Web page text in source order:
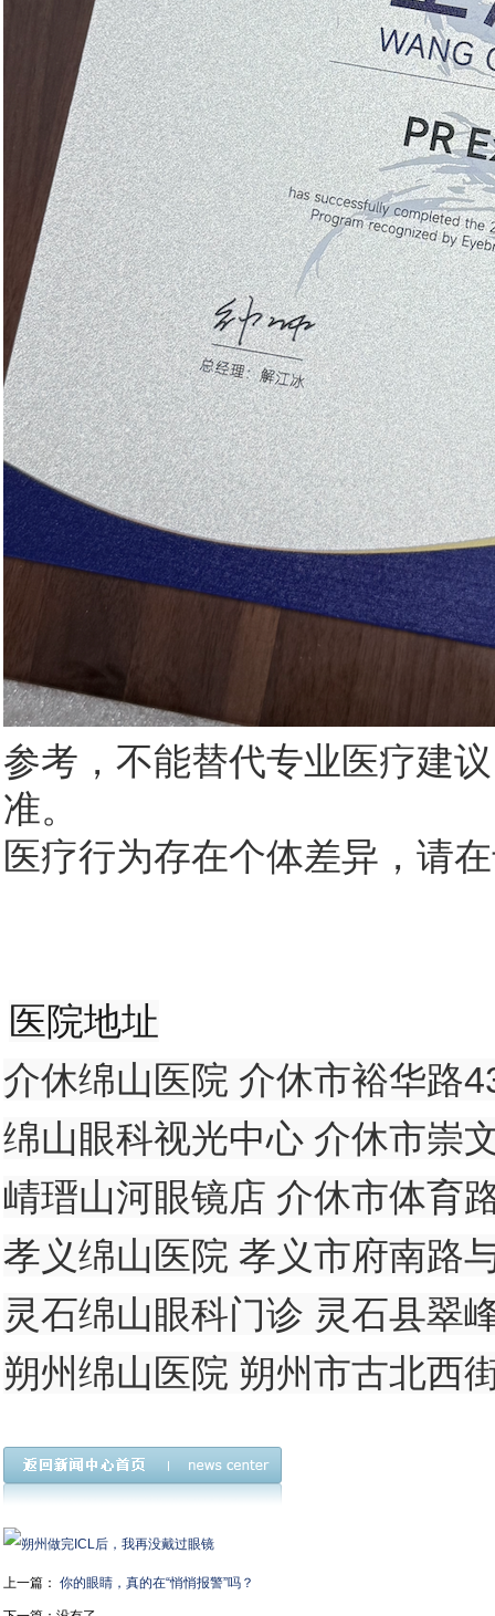
参考，不能替代专业医疗建
准。
医疗行为存在个体差异，请
医院地址
介休绵山医院 介休市裕华路
绵山眼科视光中心 介休市崇
崝瑨山河眼镜店 介休市体育
孝义绵山医院 孝义市府南路
灵石绵山眼科门诊 灵石县翠
朔州绵山医院 朔州市古北西
上一篇： 你的眼睛，真的在“悄悄报警”吗？